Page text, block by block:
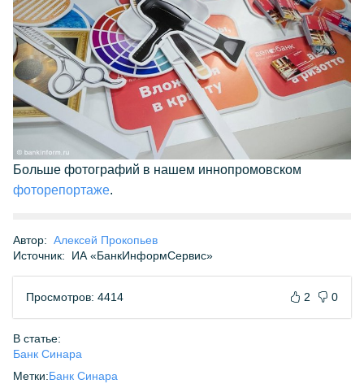
Больше фотографий в нашем иннопромовском
фоторепортаже.
Автор: Алексей Прокопьев
Источник:
ИА «БанкИнформСервис»
Просмотров: 4414 2 0
В статье:
Банк Синара
Метки:Банк Синара